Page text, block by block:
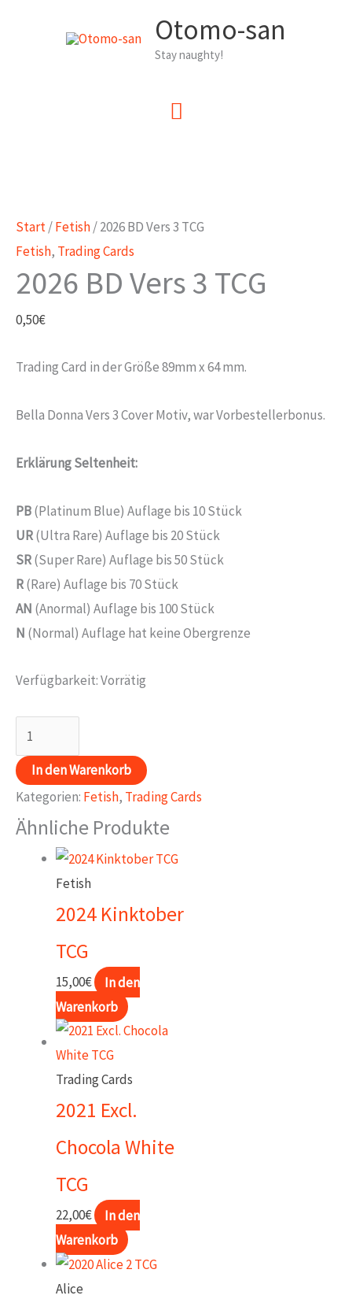
Otomo-san
Stay naughty!
Hauptmenü
Start/Fetish/ 2026 BD Vers 3 TCG
Fetish, Trading Cards
2026 BD Vers 3 TCG
0,50€
Trading Card in der Größe 89mm x 64 mm.
Bella Donna Vers 3 Cover Motiv, war Vorbestellerbonus.
Erklärung Seltenheit:
PB(Platinum Blue) Auflage bis 10 Stück
UR(Ultra Rare) Auflage bis 20 Stück
SR(Super Rare) Auflage bis 50 Stück
R(Rare) Auflage bis 70 Stück
AN (Anormal) Auflage bis 100 Stück
N (Normal) Auflage hat keine Obergrenze
Verfügbarkeit:Vorrätig
2026
BD
Vers
3
TCG
In den Warenkorb
Kategorien: Fetish, Trading Cards
Ähnliche Produkte
Fetish
2024 Kinktober
TCG
15,00€
In den
Warenkorb
Trading Cards
2021 Excl.
Chocola White
TCG
22,00€
In den
Warenkorb
Alice